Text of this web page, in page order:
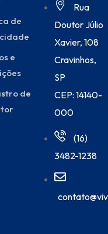
de
e
de
Rua
Doutor Júlio
Xavier, 108
Cravinhos,
SP
CEP: 14140-
000
(16)
3482-1238